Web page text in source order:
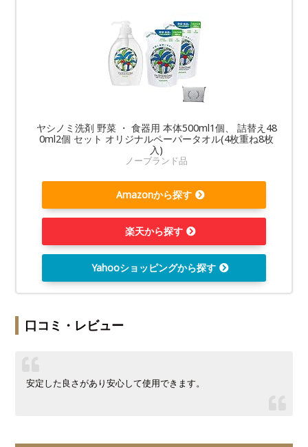
ヤシノミ洗剤 野菜 ・ 食器用 本体500ml1個、 詰替え48
0ml2個 セット オリジナルペーパータオル(4枚重ね8枚
入)
ノーブランド品
Amazonから探す
楽天から探す
Yahooショッピングから探す
口コミ・レビュー
安定した良さがあり安心して使用できます。